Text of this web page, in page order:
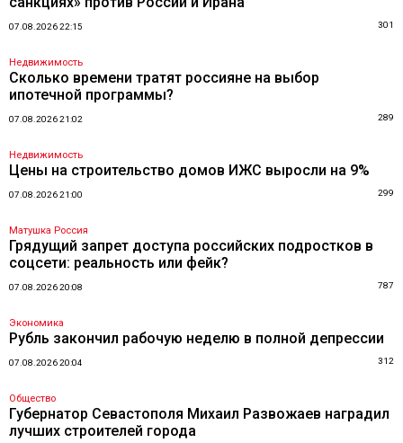
07.08.2026 22:15 301
Недвижимость
Сколько времени тратят россияне на выбор
ипотечной программы?
07.08.2026 21:02 289
Недвижимость
Цены на строительство домов ИЖС выросли на 9%
07.08.2026 21:00 299
Матушка Россия
Грядущий запрет доступа российских подростков в
соцсети: реальность или фейк?
07.08.2026 20:08 787
Экономика
Рубль закончил рабочую неделю в полной депрессии
07.08.2026 20:04 312
Общество
Губернатор Севастополя Михаил Развожаев наградил
лучших строителей города